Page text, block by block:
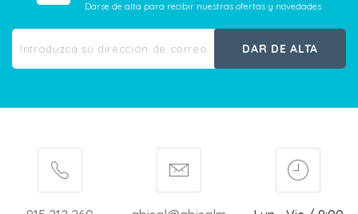
Darse de alta para recibir nuestras ofertas y novedades
DAR DE ALTA